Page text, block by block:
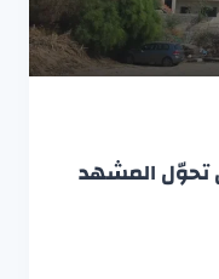
تحوّل المشهد